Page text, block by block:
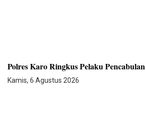
Polres Karo Ringkus Pelaku Pencabulan
Kamis, 6 Agustus 2026